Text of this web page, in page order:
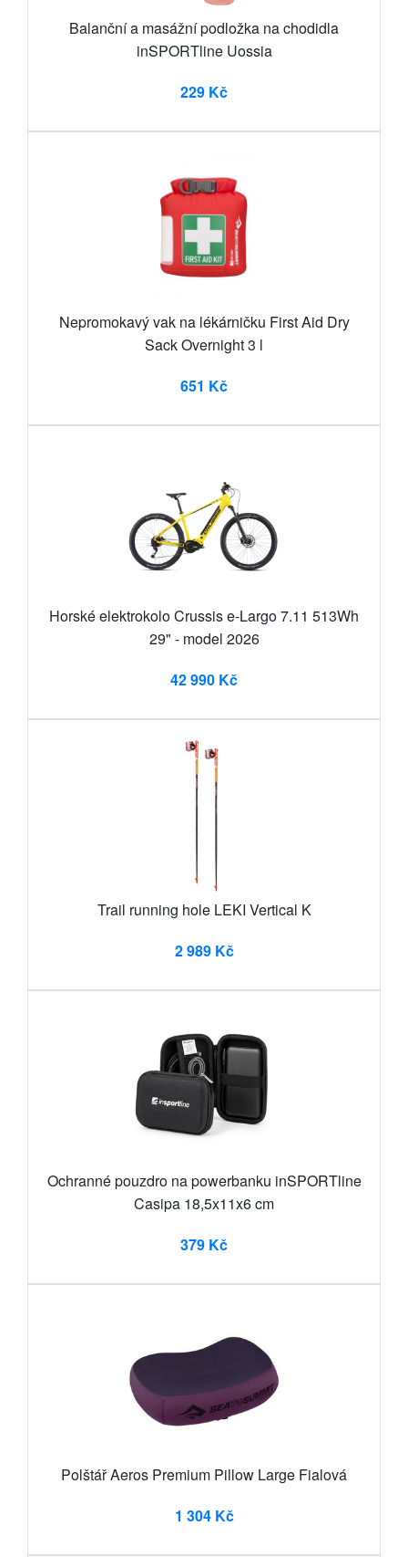
Balanční a masážní podložka na chodidla
inSPORTline Uossia
229 Kč
Nepromokavý vak na lékárničku First Aid Dry
Sack Overnight 3 l
651 Kč
Horské elektrokolo Crussis e-Largo 7.11 513Wh
29" - model 2026
42 990 Kč
Trail running hole LEKI Vertical K
2 989 Kč
Ochranné pouzdro na powerbanku inSPORTline
Casipa 18,5x11x6 cm
379 Kč
Polštář Aeros Premium Pillow Large Fialová
1 304 Kč